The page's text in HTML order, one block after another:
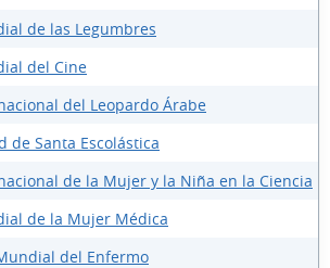
de las Legumbres
del Cine
del Leopardo Árabe
de Santa Escolástica
de la Mujer y la Niña en la Ciencia
de la Mujer Médica
del Enfermo